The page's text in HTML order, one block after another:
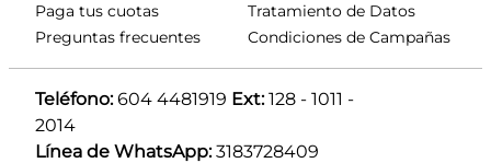
Paga tus cuotas
Preguntas frecuentes
Tratamiento de Datos
Condiciones de Campañas
Teléfono: 604 4481919 Ext: 128 - 1011 -
2014
Línea de WhatsApp: 3183728409